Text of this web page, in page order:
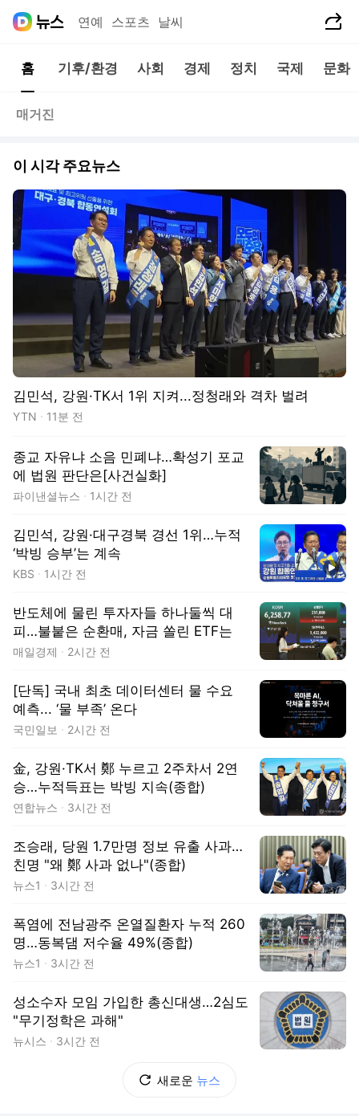
연예 스포츠 날씨
홈 기후/환경 사회 경제 정치 국제 문화
매거진
이 시각 주요뉴스
김민석, 강원·TK서 1위 지켜...정청래와 격차 벌려
YTN 11분 전
종교 자유냐 소음 민폐냐…확성기 포교
에 법원 판단은[사건실화]
파이낸셜뉴스 1시간 전
김민석, 강원·대구경북 경선 1위…누적
‘박빙 승부’는 계속
KBS 1시간 전
반도체에 물린 투자자들 하나둘씩 대
피…불붙은 순환매, 자금 쏠린 ETF는
매일경제 2시간 전
[단독] 국내 최초 데이터센터 물 수요
예측... ‘물 부족’ 온다
국민일보 2시간 전
金, 강원·TK서 鄭 누르고 2주차서 2연
승…누적득표는 박빙 지속(종합)
연합뉴스 3시간 전
조승래, 당원 1.7만명 정보 유출 사과…
친명 "왜 鄭 사과 없나"(종합)
뉴스1 3시간 전
폭염에 전남광주 온열질환자 누적 260
명…동복댐 저수율 49%(종합)
뉴스1 3시간 전
성소수자 모임 가입한 총신대생…2심도
"무기정학은 과해"
뉴시스 3시간 전
새로운 뉴스